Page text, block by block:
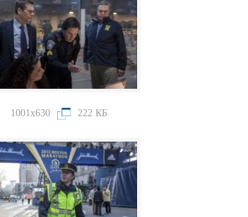
1001x630 222 КБ